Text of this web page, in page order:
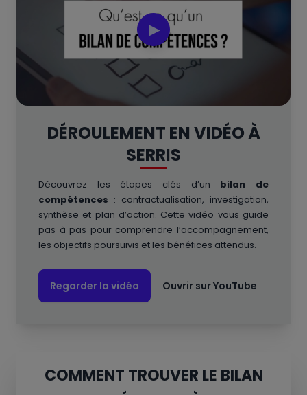
▶
DÉROULEMENT EN VIDÉO À
SERRIS
Découvrez les étapes clés d’un bilan de
compétences : contractualisation, investigation,
synthèse et plan d’action. Cette vidéo vous guide
pas à pas pour comprendre l’accompagnement,
les objectifs poursuivis et les bénéfices attendus.
Regarder la vidéo Ouvrir sur YouTube
COMMENT TROUVER LE BILAN